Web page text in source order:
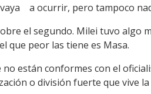
a ocurrir, pero tampoco
el segundo. Milei tuvo algo
que peor las tiene es Masa.
están conformes con el
o división fuerte que vive